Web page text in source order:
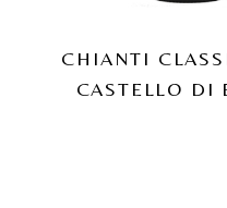
CHIANTI
CASTELLO DI